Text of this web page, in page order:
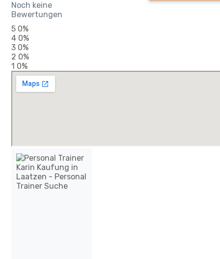
Noch keine
Bewertungen
5 0%
4 0%
3 0%
2 0%
1 0%